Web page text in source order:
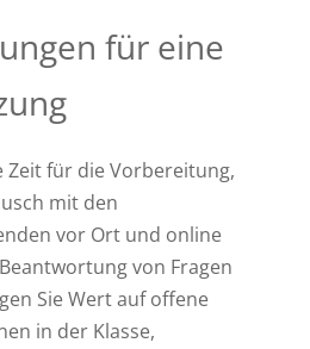
für eine
Zeit für die Vorbereitung,
mit den
vor Ort und online
von Fragen
Sie Wert auf offene
in der Klasse,